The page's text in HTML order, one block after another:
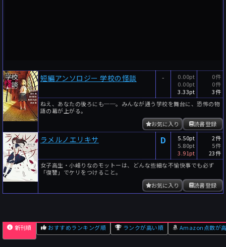
短編アンソロジー 学校の怪談 -
0.00pt
0.00pt
3.33pt
0件
0件
3件
ねえ、あなたの後ろにも──。みんなが通う学校を舞台に、恐怖の物
語の幕が上がる。
読書登録
お気に入り
ラメルノエリキサ D
5.50pt
5.80pt
3.91pt
2件
5件
23件
女子高生・小峰りなのモットーは、どんな些細な不愉快事でも必ず
「復讐」でケリをつけること。
読書登録
お気に入り
新刊順 おすすめランキング順 ランクが高い順 Amazon点数が